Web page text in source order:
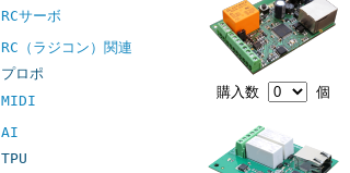
RCサーボ
RC（ラジコン）関連
プロポ
MIDI
AI
TPU
購入数 個